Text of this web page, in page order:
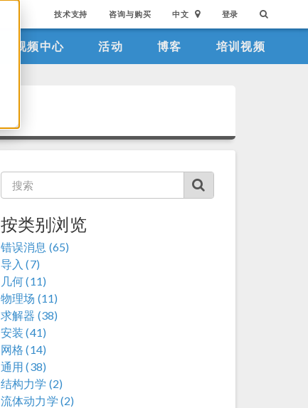
技术支持 咨询与购买 中文 登录
视频中心 活动 博客 培训视频
按类别浏览
错误消息 (65)
导入 (7)
几何 (11)
物理场 (11)
求解器 (38)
安装 (41)
网格 (14)
通用 (38)
结构力学 (2)
流体动力学 (2)